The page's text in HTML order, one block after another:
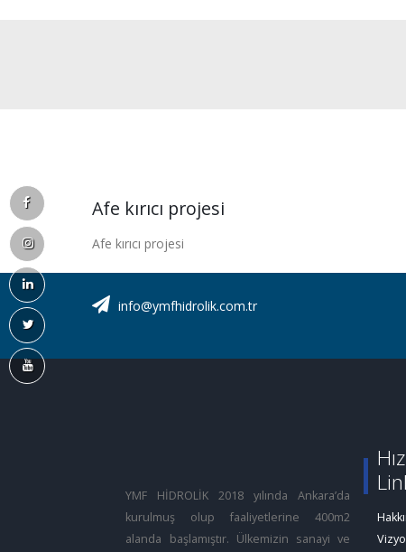
Afe kırıcı projesi
Afe kırıcı projesi
info@ymfhidrolik.com.tr
YMF HİDROLİK 2018 yılında Ankara’da
kurulmuş olup faaliyetlerine 400m2
alanda başlamıştır. Ülkemizin sanayi ve